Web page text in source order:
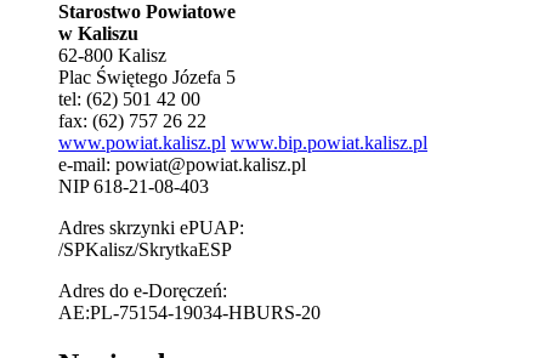
Starostwo Powiatowe
w Kaliszu
62-800 Kalisz
Plac Świętego Józefa 5
tel: (62) 501 42 00
fax: (62) 757 26 22
www.powiat.kalisz.pl www.bip.powiat.kalisz.pl
e-mail: powiat@powiat.kalisz.pl
NIP 618-21-08-403
Adres skrzynki ePUAP:
/SPKalisz/SkrytkaESP
Adres do e-Doręczeń:
AE:PL-75154-19034-HBURS-20